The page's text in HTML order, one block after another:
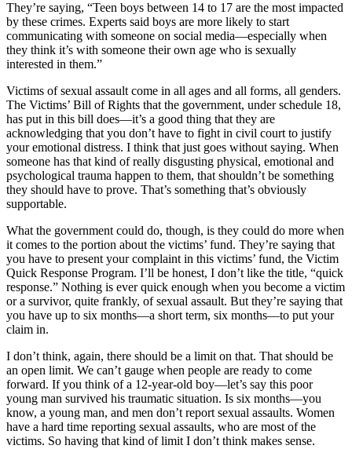
They’re saying, “Teen boys between 14 to 17 are the most impacted
by these crimes. Experts said boys are more likely to start
communicating with someone on social media—especially when
they think it’s with someone their own age who is sexually
interested in them.”
Victims of sexual assault come in all ages and all forms, all genders.
The Victims’ Bill of Rights that the government, under schedule 18,
has put in this bill does—it’s a good thing that they are
acknowledging that you don’t have to fight in civil court to justify
your emotional distress. I think that just goes without saying. When
someone has that kind of really disgusting physical, emotional and
psychological trauma happen to them, that shouldn’t be something
they should have to prove. That’s something that’s obviously
supportable.
What the government could do, though, is they could do more when
it comes to the portion about the victims’ fund. They’re saying that
you have to present your complaint in this victims’ fund, the Victim
Quick Response Program. I’ll be honest, I don’t like the title, “quick
response.” Nothing is ever quick enough when you become a victim
or a survivor, quite frankly, of sexual assault. But they’re saying that
you have up to six months—a short term, six months—to put your
claim in.
I don’t think, again, there should be a limit on that. That should be
an open limit. We can’t gauge when people are ready to come
forward. If you think of a 12-year-old boy—let’s say this poor
young man survived his traumatic situation. Is six months—you
know, a young man, and men don’t report sexual assaults. Women
have a hard time reporting sexual assaults, who are most of the
victims. So having that kind of limit I don’t think makes sense.